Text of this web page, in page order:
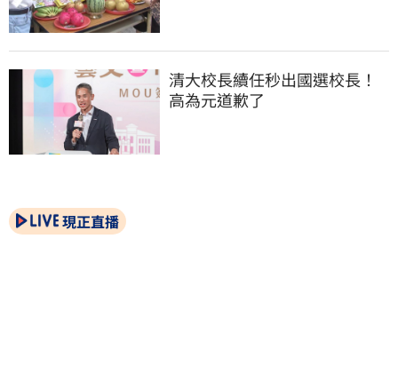
清大校長續任秒出國選校長！
高為元道歉了
現正直播